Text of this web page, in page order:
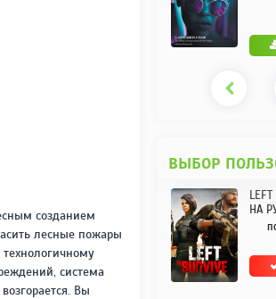
созданием
лесные пожары
система
Вы
ОТ
ВЫБОР
НА